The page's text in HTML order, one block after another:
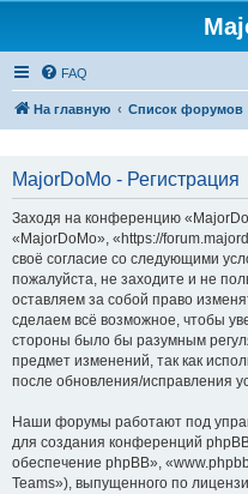
FAQ
На главную Список форумов
MajorDoMo - Регистрация
Заходя на конференцию
«MajorDoMo», «https://
своё согласие со следующими
пожалуйста, не заходите и не
оставляем за собой право
сделаем всё возможное, чтобы
стороны было бы разумным
предмет изменений, так как
после обновления/исправления
Наши форумы работают под
для создания конференций
обеспечение phpBB»,
Teams»), выпущенного по